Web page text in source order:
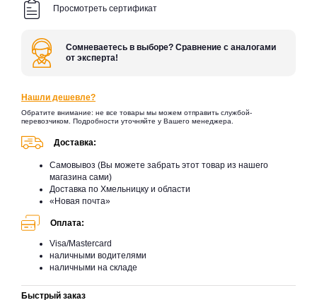
Просмотреть сертификат
Сомневаетесь в выборе? Сравнение с аналогами
от эксперта!
Нашли дешевле?
Обратите внимание: не все товары мы можем отправить службой-
перевозчиком. Подробности уточняйте у Вашего менеджера.
Доставка:
Самовывоз (Вы можете забрать этот товар из нашего
магазина сами)
Доставка по Хмельницку и области
«Новая почта»
Оплата:
Visa/Mastercard
наличными водителями
наличными на складе
Быстрый заказ